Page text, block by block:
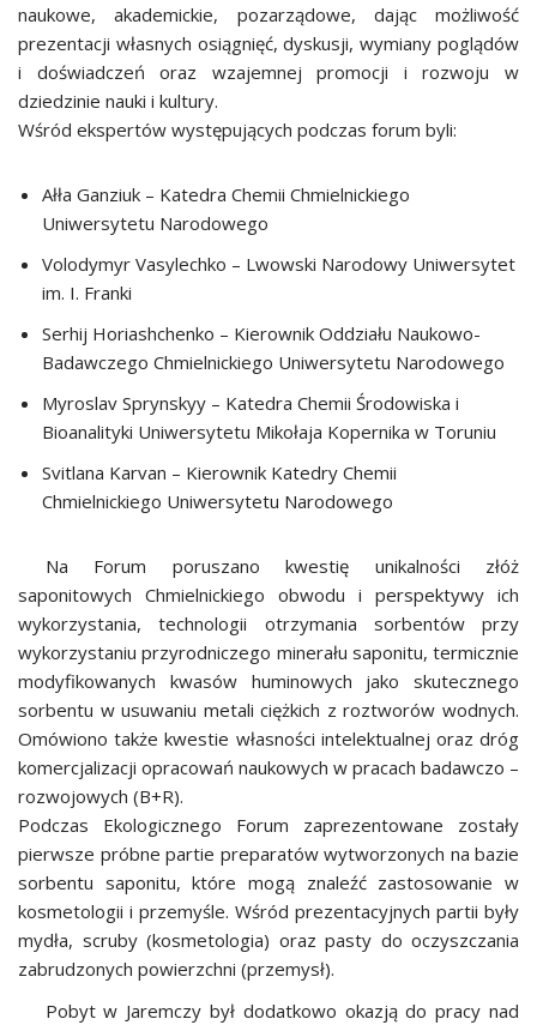
naukowe, akademickie, pozarządowe, dając możliwość
prezentacji własnych osiągnięć, dyskusji, wymiany poglądów
i doświadczeń oraz wzajemnej promocji i rozwoju w
dziedzinie nauki i kultury.
Wśród ekspertów występujących podczas forum byli:
Ałła Ganziuk – Katedra Chemii Chmielnickiego
Uniwersytetu Narodowego
Volodymyr Vasylechko – Lwowski Narodowy Uniwersytet
im. I. Franki
Serhij Horiashchenko – Kierownik Oddziału Naukowo-
Badawczego Chmielnickiego Uniwersytetu Narodowego
Myroslav Sprynskyy – Katedra Chemii Środowiska i
Bioanalityki Uniwersytetu Mikołaja Kopernika w Toruniu
Svitlana Karvan – Kierownik Katedry Chemii
Chmielnickiego Uniwersytetu Narodowego
Na Forum poruszano kwestię unikalności złóż
saponitowych Chmielnickiego obwodu i perspektywy ich
wykorzystania, technologii otrzymania sorbentów przy
wykorzystaniu przyrodniczego minerału saponitu, termicznie
modyfikowanych kwasów huminowych jako skutecznego
sorbentu w usuwaniu metali ciężkich z roztworów wodnych.
Omówiono także kwestie własności intelektualnej oraz dróg
komercjalizacji opracowań naukowych w pracach badawczo –
rozwojowych (B+R).
Podczas Ekologicznego Forum zaprezentowane zostały
pierwsze próbne partie preparatów wytworzonych na bazie
sorbentu saponitu, które mogą znaleźć zastosowanie w
kosmetologii i przemyśle. Wśród prezentacyjnych partii były
mydła, scruby (kosmetologia) oraz pasty do oczyszczania
zabrudzonych powierzchni (przemysł).
Pobyt w Jaremczy był dodatkowo okazją do pracy nad